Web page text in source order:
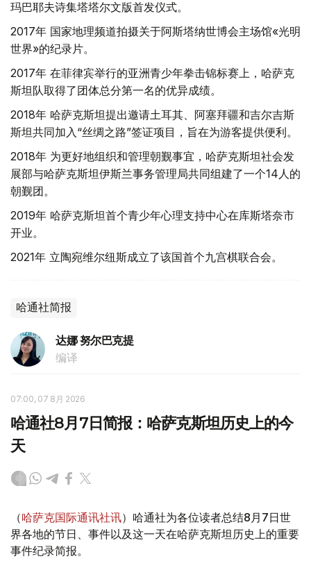
玛巴耶夫诗集塔塔尔文版首发仪式。
2017年 国家地理频道拍摄关于阿斯塔纳世博会主场馆«光明
世界»的纪录片。
2017年 在菲律宾举行的亚洲青少年拳击锦标赛上，哈萨克
斯坦队取得了团体总分第一名的优异成绩。
2018年 哈萨克斯坦提出邀请土耳其、阿塞拜疆和吉尔吉斯
斯坦共同加入“丝绸之路”签证项目，旨在为游客提供便利。
2018年 为更好地组织和管理朝觐事宜，哈萨克斯坦社会发
展部与哈萨克斯坦伊斯兰事务管理局共同组建了一个14人的
朝觐团。
2019年 哈萨克斯坦首个青少年心理支持中心在库斯塔奈市
开业。
2021年 立陶宛维尔纽斯成立了该国首个九宫棋联合会。
哈通社简报
达娜 努尔巴克提
编译
07:00, 07 8月 2026
哈通社8月7日简报：哈萨克斯坦历史上的今
天
（哈萨克国际通讯社讯）哈通社为各位读者总结8月7日世
界各地的节日、事件以及这一天在哈萨克斯坦历史上的重要
事件纪录简报。